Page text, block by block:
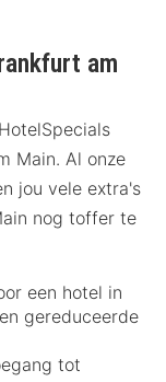
am
Main. Al onze
jou vele extra's
nog toffer te
een hotel in
gereduceerde
tot